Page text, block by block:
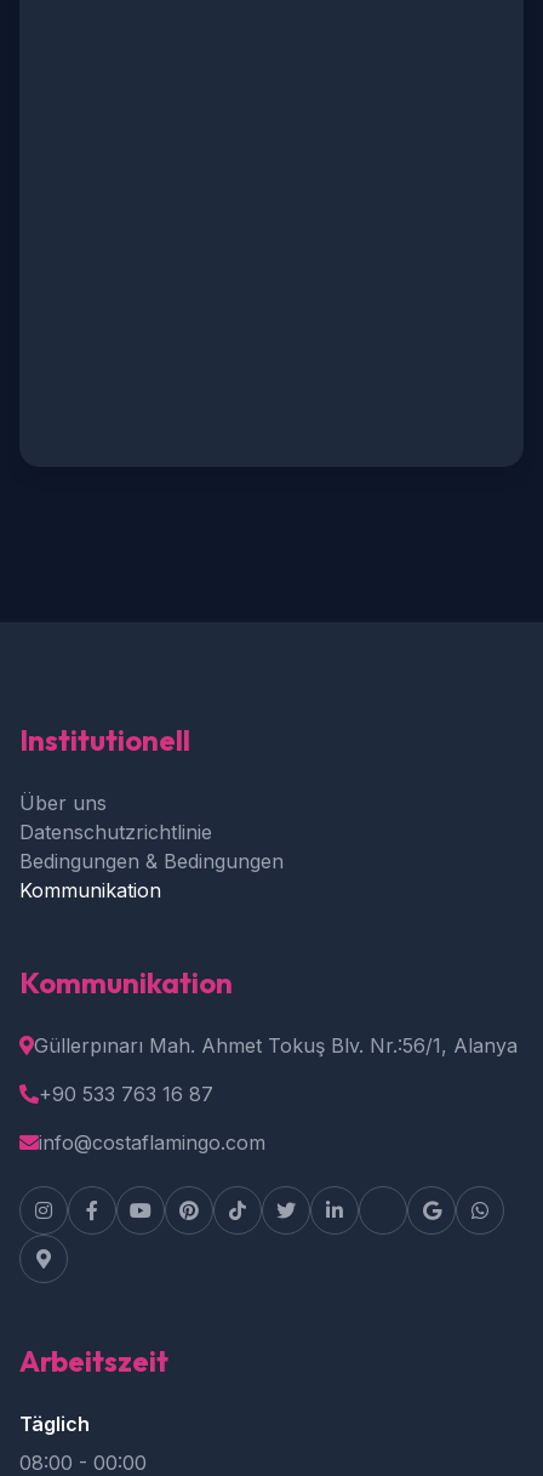
Institutionell
Über uns
Datenschutzrichtlinie
Bedingungen & Bedingungen
Kommunikation
Kommunikation
Güllerpınarı Mah. Ahmet Tokuş Blv. Nr.:56/1, Alanya
+90 533 763 16 87
info@costaflamingo.com
Arbeitszeit
Täglich
08:00 - 00:00